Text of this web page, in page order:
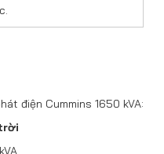
điện Cummins 1650 kVA: